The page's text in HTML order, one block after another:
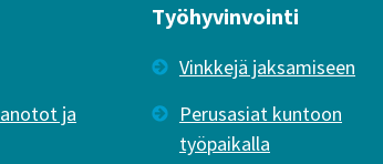
ja
Työhyvinvointi
Vinkkejä jaksamiseen
Perusasiat kuntoon
työpaikalla